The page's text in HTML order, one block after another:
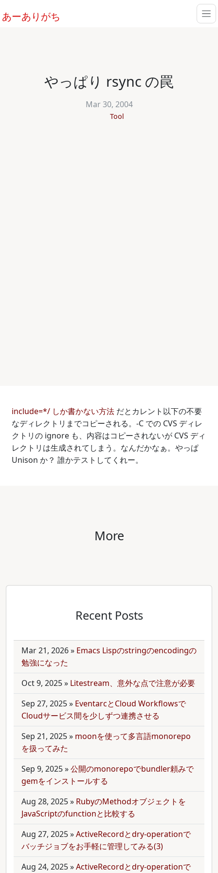
あーありがち
やっぱり rsync の罠
Mar 30, 2004
Tool
include=*/ しか書かない方法 だとカレント以下の不要
なディレクトリまでコピーされる。-C での CVS ディレ
クトリの ignore も、内容はコピーされないが CVS ディ
レクトリは生成されてしまう。なんだかなぁ。やっぱ
Unison か？ 誰かテストしてくれー。
More
Recent Posts
Mar 21, 2026» Emacs Lispのstringのencodingの
勉強になった
Oct 9, 2025» Litestream、意外な点で注意が必要
Sep 27, 2025» EventarcとCloud Workflowsで
Cloudサービス間を少しずつ連携させる
Sep 21, 2025» moonを使って多言語monorepo
を扱ってみた
Sep 9, 2025»公開のmonorepoでbundler頼みで
gemをインストールする
Aug 28, 2025» RubyのMethodオブジェクトを
JavaScriptのfunctionと比較する
Aug 27, 2025»ActiveRecordとdry-operationで
バッチジョブをお手軽に管理してみる(3)
Aug 24, 2025»ActiveRecordとdry-operationで